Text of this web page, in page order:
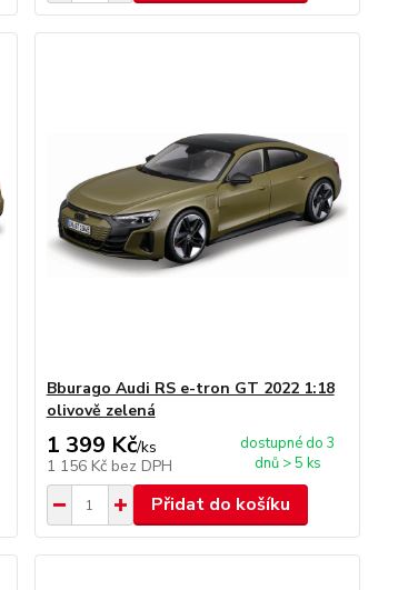
Bburago Audi RS e-tron GT 2022 1:18
olivově zelená
1 399 Kč/ks
1 156 Kč bez DPH
dostupné do 3
dnů > 5 ks
Přidat do košíku